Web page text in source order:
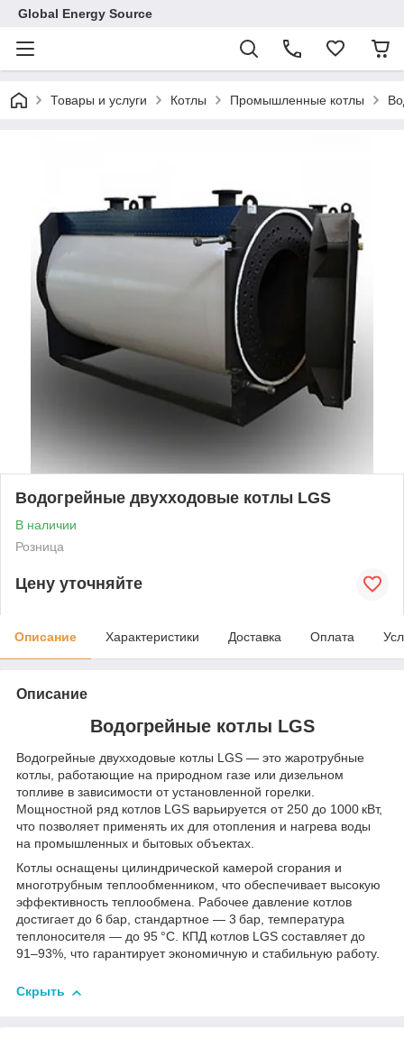
Global Energy Source
Товары и услуги Котлы Промышленные котлы
Водогрейные двухходовые котлы LGS
В наличии
Розница
Цену уточняйте
Описание Характеристики Доставка Оплата
Описание
Водогрейные котлы LGS
Водогрейные двухходовые котлы LGS — это жаротрубные
котлы, работающие на природном газе или дизельном
топливе в зависимости от установленной горелки.
Мощностной ряд котлов LGS варьируется от 250 до 1000 кВт,
что позволяет применять их для отопления и нагрева воды
на промышленных и бытовых объектах.
Котлы оснащены цилиндрической камерой сгорания и
многотрубным теплообменником, что обеспечивает высокую
эффективность теплообмена. Рабочее давление котлов
достигает до 6 бар, стандартное — 3 бар, температура
теплоносителя — до 95 °C. КПД котлов LGS составляет до
91–93%, что гарантирует экономичную и стабильную работу.
Скрыть